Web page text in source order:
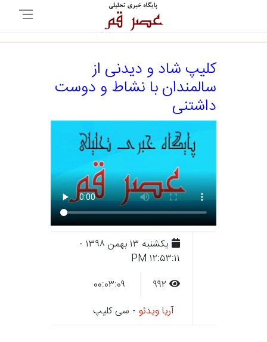
کلیپ شاد و دیدنی از
سالمندان با نشاط و دوست
داشتنی
يکشنبه ۱۳ بهمن ۱۳۹۸ -
۱۲:۵۳:۱۱ PM
آریا ویدئو - سی کلیپ